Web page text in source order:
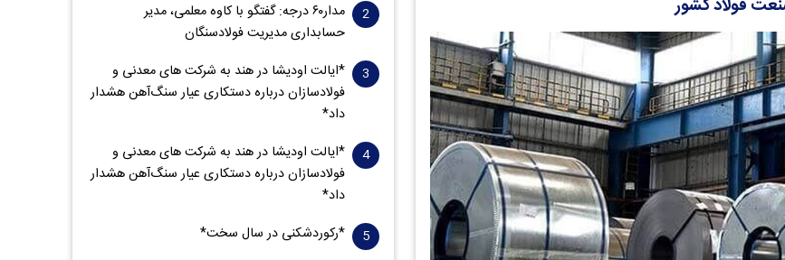
مدار‌۶٠ درجه: گفتگو با کاوه معلمی، مدیر
حسابداری مدیریت فولادسنگان
*ایالت اودیشا در هند به شرکت های معدنی و
فولادسازان درباره دستکاری عیار سنگ‌آهن هشدار
داد*
*ایالت اودیشا در هند به شرکت های معدنی و
فولادسازان درباره دستکاری عیار سنگ‌آهن هشدار
داد*
*رکوردشکنی در سال سخت*